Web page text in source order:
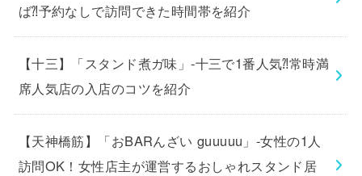
ば⁈予約なしで訪問できた時間帯を紹介
【十三】「スタンド煮ガ味」-十三で1番人気⁈常時満
席人気店の入店のコツを紹介
【天神橋筋】「おBARんざい guuuuu」-女性の1人
訪問OK！女性店主が運営するおしゃれスタンド居